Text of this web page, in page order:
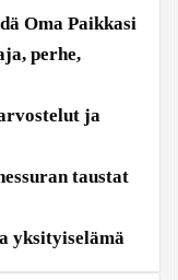
Oma Paikkasi
perhe,
ja
taustat
yksityiselämä